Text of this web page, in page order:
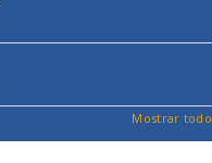
Mostrar todo